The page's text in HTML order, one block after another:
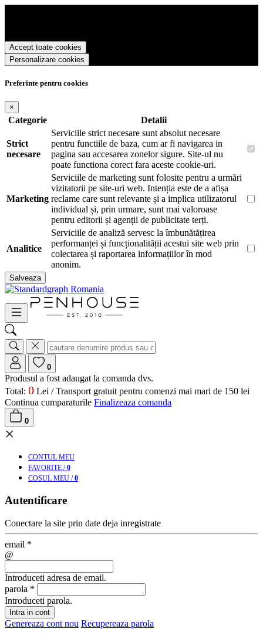
pentru a va oferi si livra functii avansate si continut personalizat de
marketing.
Pentru a va putea bucura de intreaga experienta ca vizitator
utilizare cookie-uri.
Accept toate cookies
Personalizare cookies
Preferinte pentru cookies
×
Categorie Detalii
Strict
necesare
Serviciile strict necesare sunt absolut necesare
pentru functiile de baza, cum ar fi navigarea in
pagina sau accesarea zonelor sigure. Site-ul nu
poate functiona corect fara aceste cookie-uri.
Marketing
Serviciile de marketing sunt folosite pentru a urmări
vizitatorii pe site-uri web. Intenția este de a afișa
reclame care sunt relevante și a implica utilizatorul
individual și, prin urmare, sunt mai valoroase
pentru editorii și agenții de publicitate terți.
Analitice
Serviciile de analiză servesc la îmbunătățirea
performanței și funcționalității acestui site web prin
colectarea și raportarea informațiilor în mod
anonim.
Salveaza
0
Produsul a fost adaugat la comanda dvs.
Total: 0 Lei /Transport gratuit pentru comenzi mai mari de 150 lei
Continua cumparaturile Finalizeaza comanda
0
×
CONTUL MEU
FAVORITE / 0
COSUL MEU / 0
Autentificare
Conectare la site prin date deja inregistrate
email *
@
Introduceti adresa de email.
parola *
Introduceti parola.
Intra in cont
Genereaza cont nou Recupereaza parola